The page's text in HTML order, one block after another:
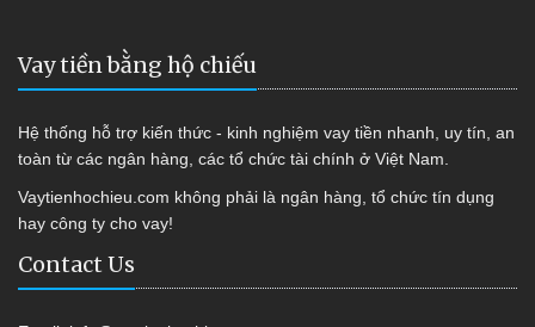
Vay tiền bằng hộ chiếu
Hệ thống hỗ trợ kiến thức - kinh nghiệm vay tiền nhanh, uy tín, an
toàn từ các ngân hàng, các tổ chức tài chính ở Việt Nam.
Vaytienhochieu.com không phải là ngân hàng, tổ chức tín dụng
hay công ty cho vay!
Contact Us